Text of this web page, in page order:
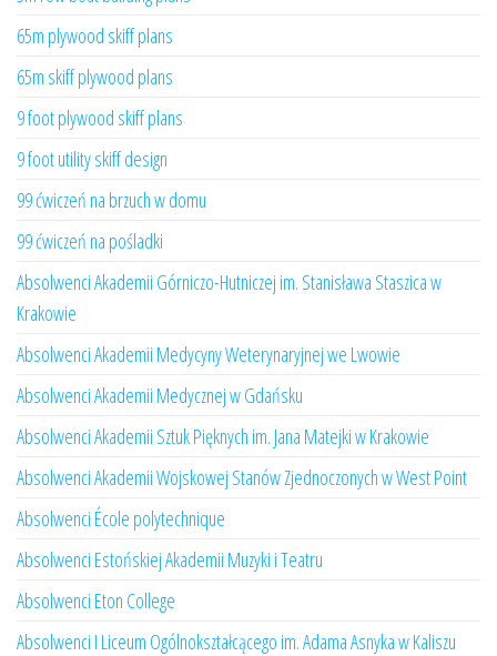
65m plywood skiff plans
65m skiff plywood plans
9 foot plywood skiff plans
9 foot utility skiff design
99 ćwiczeń na brzuch w domu
99 ćwiczeń na pośladki
Absolwenci Akademii Górniczo-Hutniczej im. Stanisława Staszica w
Krakowie
Absolwenci Akademii Medycyny Weterynaryjnej we Lwowie
Absolwenci Akademii Medycznej w Gdańsku
Absolwenci Akademii Sztuk Pięknych im. Jana Matejki w Krakowie
Absolwenci Akademii Wojskowej Stanów Zjednoczonych w West Point
Absolwenci École polytechnique
Absolwenci Estońskiej Akademii Muzyki i Teatru
Absolwenci Eton College
Absolwenci I Liceum Ogólnokształcącego im. Adama Asnyka w Kaliszu